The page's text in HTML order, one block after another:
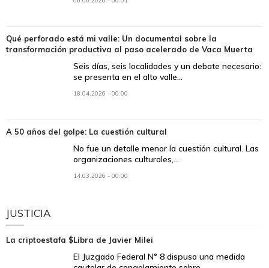
Qué perforado está mi valle: Un documental sobre la
transformación productiva al paso acelerado de Vaca Muerta
Seis días, seis localidades y un debate necesario:
se presenta en el alto valle...
18.04.2026 - 00:00
A 50 años del golpe: La cuestión cultural
No fue un detalle menor la cuestión cultural. Las
organizaciones culturales,...
14.03.2026 - 00:00
JUSTICIA
La criptoestafa $Libra de Javier Milei
El Juzgado Federal N° 8 dispuso una medida